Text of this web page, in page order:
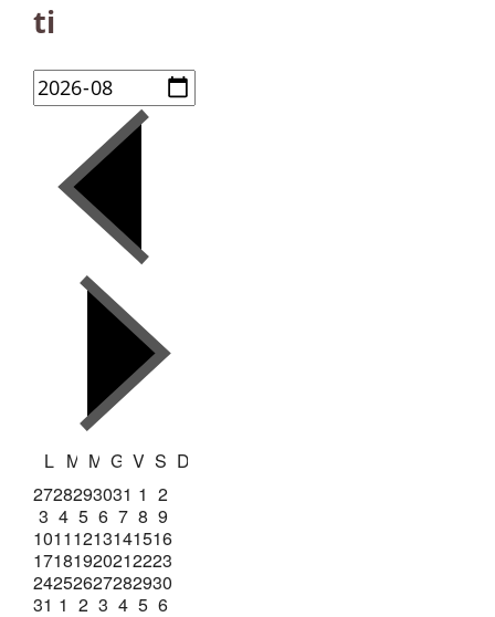
ti
L M M G V S D
2728293031 1 2
3 4 5 6 7 8 9
10111213141516
17181920212223
24252627282930
31 1 2 3 4 5 6